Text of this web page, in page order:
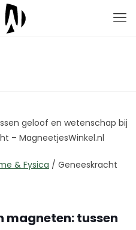
& Fysica / Geneeskracht
magneten: tussen